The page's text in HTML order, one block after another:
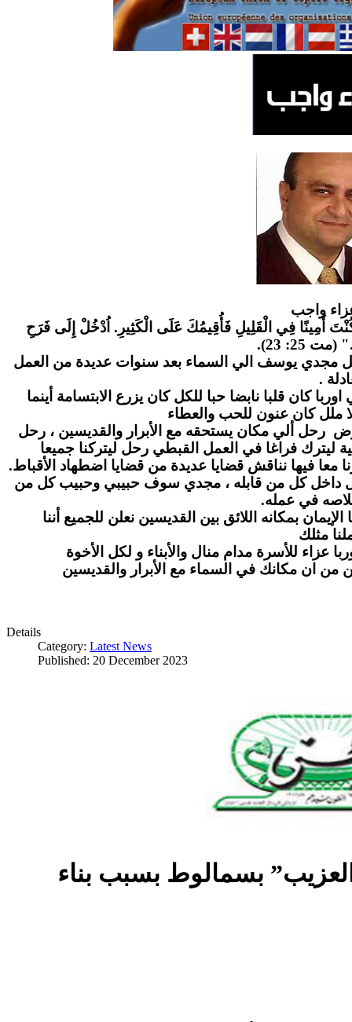
واجب
أَمِينًا فِي الْقَلِيلِ فَأُقِيمُكَ عَلَى الْكَثِيرِ. اُدْخُلْ إِلَى فَرَحِ
25: 23).
مجدي يوسف الي السماء بعد سنوات عديدة من العمل
.
كان قلبا نابضا حبا للكل كان يزرع الابتسامة أينما
ملل كان عنون للحب والعطاء
رحل ألي مكان يستحقه مع الأبرار والقديسين ، رحل
ليترك فراغا في العمل القبطي رحل ليتركنا جميعا
فيها نناقش قضايا عديدة من قضايا اضطهاد الأقباط.
داخل كل من قابله ، مجدي سوف حبيبي وحبيب كل من
في عمله.
بمكانه اللائق بين القديسين نعلن للجميع أننا
مثلك
عزاء للأسرة مدام منال والأبناء و لكل الأخوة
من ان مكانك في السماء مع الأبرار والقديسين
Details
Category: Latest News
Published: 20 December 2023
بسمالوط بسبب بناء